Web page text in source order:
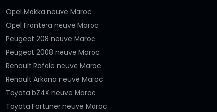
Opel Mokka neuve Maroc
Opel Frontera neuve Maroc
Peugeot 208 neuve Maroc
Peugeot 2008 neuve Maroc
Renault Rafale neuve Maroc
Renault Arkana neuve Maroc
Toyota bZ4X neuve Maroc
Toyota Fortuner neuve Maroc